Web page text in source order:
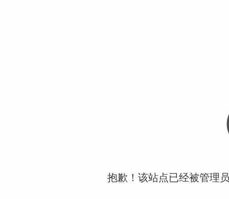
抱歉！该站点已经被管理